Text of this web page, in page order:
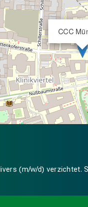
CCC
(m/w/d) verzichtet.